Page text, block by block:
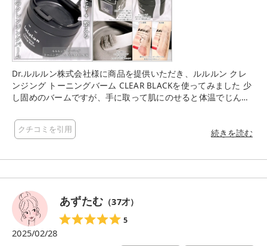
Dr.ルルルン株式会社様に商品を提供いただき、ルルルン クレ
ンジング トーニングバーム CLEAR BLACKを使ってみました 少
し固めのバームですが、手に取って肌にのせると体温でじんわ
られます 毛穴汚れが気になる小鼻や頬も、優しくマッサージす
るようになじませることで、黒ずみにしっかりアプローチ 最初
し残りますが、水を加えて乳化させると一気にするんっと落ち
栓は炭とW酵素でしっかり「落とす」設計 さらに、角栓の元に
なる余分な皮脂をケアするアゼライン酸も配合されているの
で、洗い上がりはつるっとなめらか すっきり落として、肌が整
う感覚がクセになります クレンジングしながら毛穴ケアまでで
きる、頼もしい“黒のバーム” 毛穴悩みが気になる方に、ぜひ試
してみてほしいアイテムです
クチコミを引用 続きを読む
あずたむ （37才）
5
2025/02/28